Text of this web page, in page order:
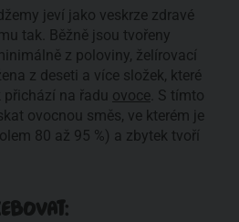
jeví jako veskrze zdravé
tak. Běžně jsou tvořeny
z poloviny, želírovací
z deseti a více složek, které
přichází na řadu ovoce . S tímto
ovocnou směs, ve kterém je
80 až 95 %) a zbytek tvoří